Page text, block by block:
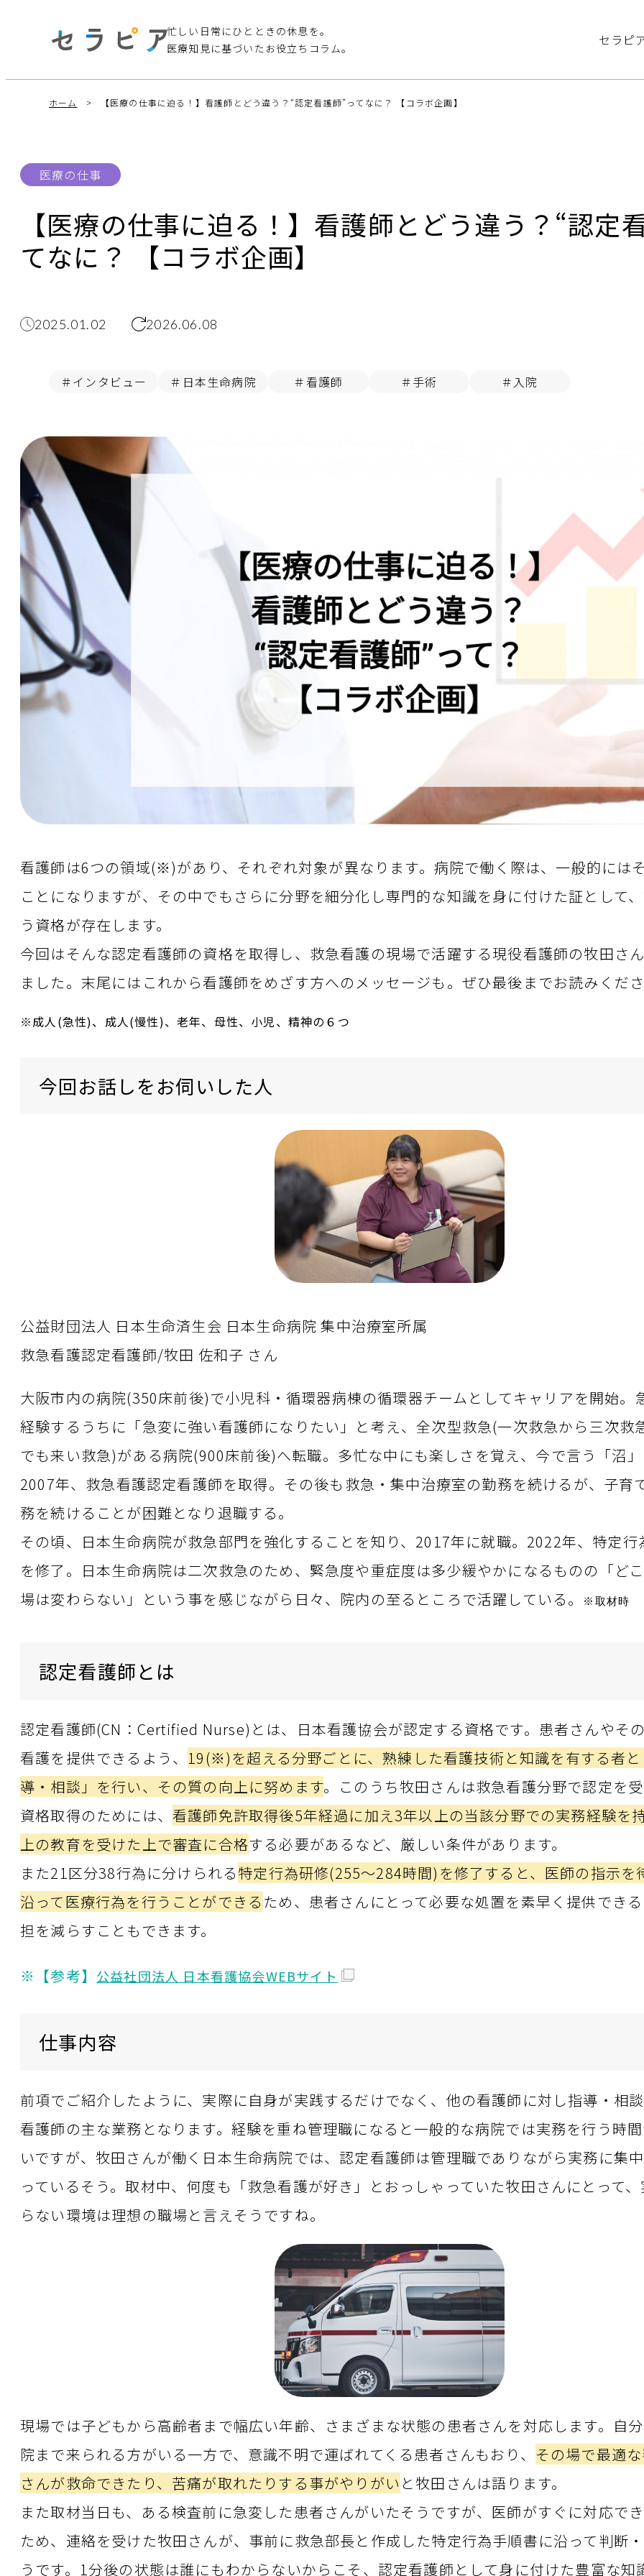
忙しい日常にひとときの休息を。
医療知見に基づいたお役立ちコラム。
セラピ
ホーム 【医療の仕事に迫る！】看護師とどう違う？“認定看護師”ってなに？ 【コラボ企画】
医療の仕事
【医療の仕事に迫る！】看護師とどう違う？“認定
てなに？ 【コラボ企画】
2025.01.02 2026.06.08
＃インタビュー ＃日本生命病院 ＃看護師 ＃手術 ＃入院
看護師は6つの領域(※)があり、それぞれ対象が異なります。病院で働く際は、一般的には
ことになりますが、その中でもさらに分野を細分化し専門的な知識を身に付けた証として
う資格が存在します。
今回はそんな認定看護師の資格を取得し、救急看護の現場で活躍する現役看護師の牧田さ
ました。末尾にはこれから看護師をめざす方へのメッセージも。ぜひ最後までお読みくだ
※成人(急性)、成人(慢性)、老年、母性、小児、精神の６つ
今回お話しをお伺いした人
公益財団法人 日本生命済生会 日本生命病院 集中治療室所属
救急看護認定看護師/牧田 佐和子 さん
大阪市内の病院(350床前後)で小児科・循環器病棟の循環器チームとしてキャリアを開始。
経験するうちに「急変に強い看護師になりたい」と考え、全次型救急(一次救急から三次救
でも来い救急)がある病院(900床前後)へ転職。多忙な中にも楽しさを覚え、今で言う「沼
2007年、救急看護認定看護師を取得。その後も救急・集中治療室の勤務を続けるが、子育
務を続けることが困難となり退職する。
その頃、日本生命病院が救急部門を強化することを知り、2017年に就職。2022年、特定
を修了。日本生命病院は二次救急のため、緊急度や重症度は多少緩やかになるものの「ど
場は変わらない」という事を感じながら 日々、院内の至るところで活躍している。 ※取材時
認定看護師とは
認定看護師(CN：Certified Nurse)とは、日本看護協会が認定する資格です。患者さんやそ
看護を提供できるよう、 19(※)を超える分野ごとに、熟練した看護技術と知識を有する者
導・相談」を行い、その質の向上に努めます。このうち牧田さんは救急看護分野で認定を
資格取得のためには、 看護師免許取得後5年経過に加え3年以上の当該分野での実務経験を
上の教育を受けた上で審査に合格する必要があるなど、厳しい条件があります。
また21区分38行為に分けられる特定行為研修(255～284時間)を修了すると、医師の指示を
沿って医療行為を行うことができる ため、患者さんにとって必要な処置を素早く提供でき
担を減らすこともできます。
※【参考】 公益社団法人 日本看護協会WEBサイト
仕事内容
前項でご紹介したように、実際に自身が実践するだけでなく、他の看護師に対し指導・相
看護師の主な業務となります。経験を重ね管理職になると一般的な病院では実務を行う時
いですが、牧田さんが働く日本生命病院では、認定看護師は管理職でありながら実務に集
っているそう。取材中、何度も「救急看護が好き」とおっしゃっていた牧田さんにとって
らない環境は理想の職場と言えそうですね。
現場では子どもから高齢者まで幅広い年齢、さまざまな状態の患者さんを対応します。自
院まで来られる方がいる一方で、意識不明で運ばれてくる患者さんもおり、 その場で最適
さんが救命できたり、苦痛が取れたりする事がやりがい と牧田さんは語ります。
また取材当日も、ある検査前に急変した患者さんがいたそうですが、医師がすぐに対応で
ため、連絡を受けた牧田さんが、事前に救急部長と作成した特定行為手順書に沿って判断
うです。1分後の状態は誰にもわからないからこそ、認定看護師として身に付けた豊富な知